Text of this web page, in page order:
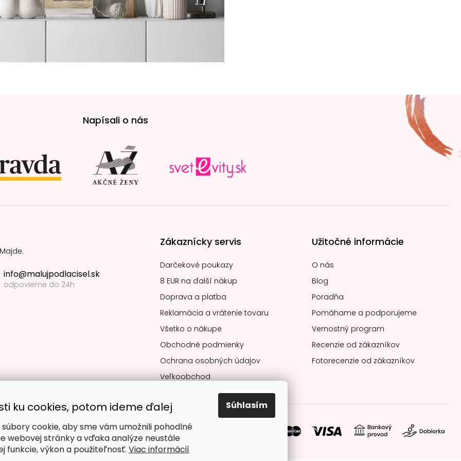
ku cookies, potom ideme ďalej
cookie, aby sme vám umožnili pohodlné
webovej stránky a vďaka analýze neustále
funkcie, výkon a použiteľnosť. Viac informácií
Súhlasím
Napísali o nás
info@malujpodlacisel.sk
odpovieme do 24h
Zákaznícky servis
Darčekové poukazy
8 EUR na ďalší nákup
Doprava a platba
Reklamácia a vrátenie tovaru
Všetko o nákupe
Obchodné podmienky
Ochrana osobných údajov
Veľkoobchod
Užitočné informácie
O nás
Blog
Poradňa
Pomáhame a podporujeme
Vernostný program
Recenzie od zákazníkov
Fotorecenzie od zákazníkov
Obľúbené spôsoby platby: